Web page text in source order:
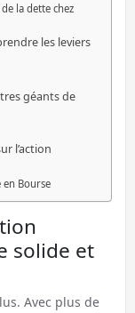
la dette chez
les leviers
géants de
l’action
en Bourse
solide et
Avec plus de